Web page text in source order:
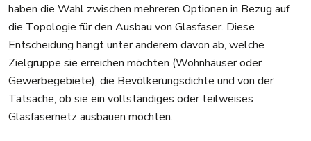
haben die Wahl zwischen mehreren Optionen in Bezug auf
die Topologie für den Ausbau von Glasfaser. Diese
Entscheidung hängt unter anderem davon ab, welche
Zielgruppe sie erreichen möchten (Wohnhäuser oder
Gewerbegebiete), die Bevölkerungsdichte und von der
Tatsache, ob sie ein vollständiges oder teilweises
Glasfasernetz ausbauen möchten.